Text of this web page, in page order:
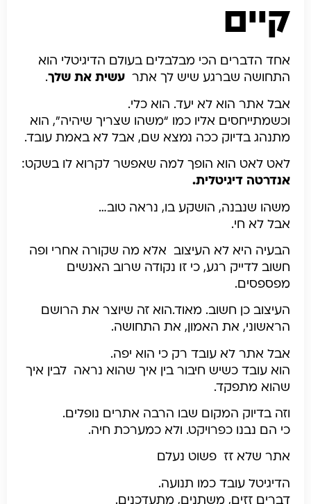
קיים
אחד הדברים הכי מבלבלים בעולם הדיגיטלי הוא
התחושה שברגע שיש לך אתר עשית את שלך.
אבל אתר הוא לא יעד. הוא כלי.
וכשמתייחסים אליו כמו “משהו שצריך שיהיה”, הוא
מתנהג בדיוק ככה נמצא שם, אבל לא באמת עובד.
לאט לאט הוא הופך למה שאפשר לקרוא לו בשקט:
אנדרטה דיגיטלית.
משהו שנבנה, הושקע בו, נראה טוב…
אבל לא חי.
הבעיה היא לא העיצוב אלא מה שקורה אחרי ופה
חשוב לדייק רגע, כי זו נקודה שרוב האנשים
מפספסים.
העיצוב כן חשוב. מאוד.הוא זה שיוצר את הרושם
הראשוני, את האמון, את התחושה.
אבל אתר לא עובד רק כי הוא יפה.
הוא עובד כשיש חיבור בין איך שהוא נראה לבין איך
שהוא מתפקד.
וזה בדיוק המקום שבו הרבה אתרים נופלים.
כי הם נבנו כפרויקט. ולא כמערכת חיה.
אתר שלא זז פשוט נעלם
הדיגיטל עובד כמו תנועה.
דברים זזים, משתנים, מתעדכנים.